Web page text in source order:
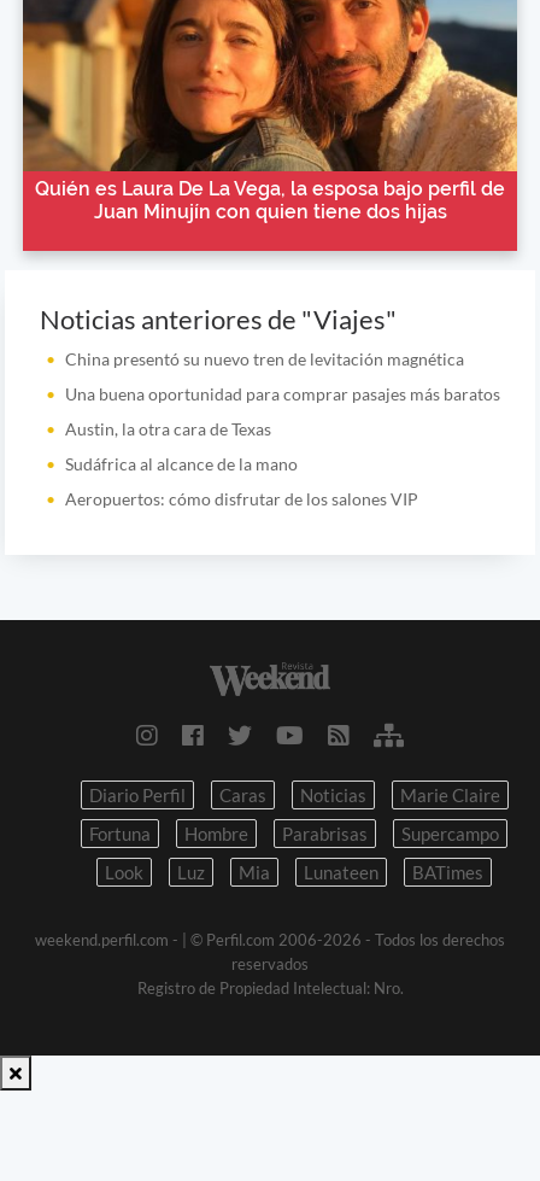
Quién es Laura De La Vega, la esposa bajo perfil de
Juan Minujín con quien tiene dos hijas
Noticias anteriores de "Viajes"
China presentó su nuevo tren de levitación magnética
Una buena oportunidad para comprar pasajes más baratos
Austin, la otra cara de Texas
Sudáfrica al alcance de la mano
Aeropuertos: cómo disfrutar de los salones VIP
Diario Perfil Caras Noticias
Marie Claire
Fortuna
Hombre Parabrisas
Supercampo
Look
Luz Mia Lunateen BATimes
weekend.perfil.com - | © Perfil.com 2006-2026 - Todos los derechos
reservados
Registro de Propiedad Intelectual: Nro.